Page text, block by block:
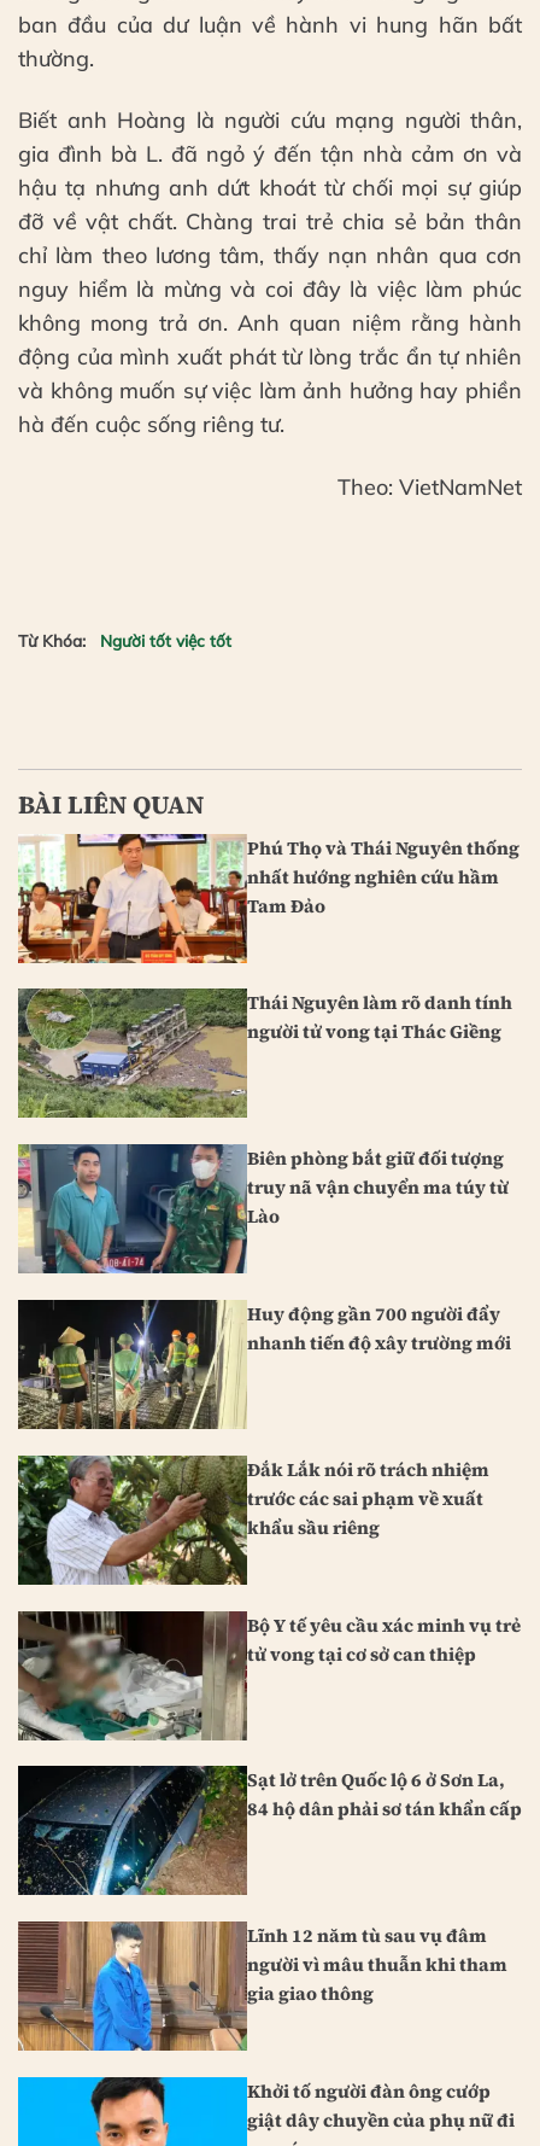
ban đầu của dư luận về hành vi hung hãn bất
thường.
Biết anh Hoàng là người cứu mạng người thân,
gia đình bà L. đã ngỏ ý đến tận nhà cảm ơn và
hậu tạ nhưng anh dứt khoát từ chối mọi sự giúp
đỡ về vật chất. Chàng trai trẻ chia sẻ bản thân
chỉ làm theo lương tâm, thấy nạn nhân qua cơn
nguy hiểm là mừng và coi đây là việc làm phúc
không mong trả ơn. Anh quan niệm rằng hành
động của mình xuất phát từ lòng trắc ẩn tự nhiên
và không muốn sự việc làm ảnh hưởng hay phiền
hà đến cuộc sống riêng tư.
Theo: VietNamNet
Từ Khóa: Người tốt việc tốt
BÀI LIÊN QUAN
Phú Thọ và Thái Nguyên thống
nhất hướng nghiên cứu hầm
Tam Đảo
Thái Nguyên làm rõ danh tính
người tử vong tại Thác Giềng
Biên phòng bắt giữ đối tượng
truy nã vận chuyển ma túy từ
Lào
Huy động gần 700 người đẩy
nhanh tiến độ xây trường mới
Đắk Lắk nói rõ trách nhiệm
trước các sai phạm về xuất
khẩu sầu riêng
Bộ Y tế yêu cầu xác minh vụ trẻ
tử vong tại cơ sở can thiệp
Sạt lở trên Quốc lộ 6 ở Sơn La,
84 hộ dân phải sơ tán khẩn cấp
Lĩnh 12 năm tù sau vụ đâm
người vì mâu thuẫn khi tham
gia giao thông
Khởi tố người đàn ông cướp
giật dây chuyền của phụ nữ đi